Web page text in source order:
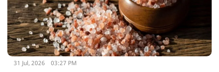
31 Jul, 2026 03:27 PM